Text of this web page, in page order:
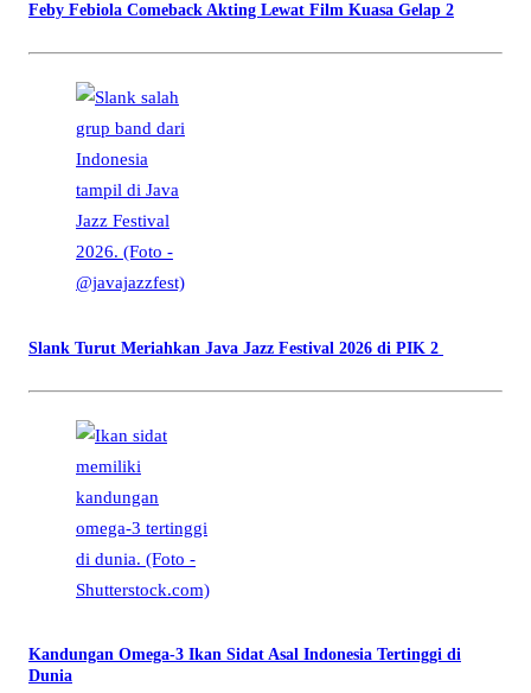
Feby Febiola Comeback Akting Lewat Film Kuasa Gelap 2
Slank Turut Meriahkan Java Jazz Festival 2026 di PIK 2
Kandungan Omega-3 Ikan Sidat Asal Indonesia Tertinggi di
Dunia